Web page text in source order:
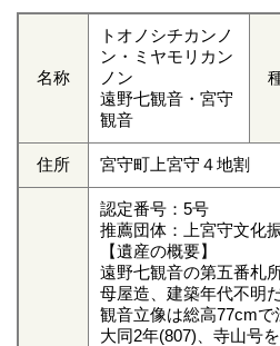
名称
トオノシチカンノ
ン・ミヤモリカン
ノン
遠野七観音・宮守
観音
住所 宮守町上宮守４地割
認定番号：5号
推薦団体：上宮守文化
【遺産の概要】
遠野七観音の第五番札
母屋造、建築年代不明
観音立像は総高77cmで
大同2年(807)、寺山号